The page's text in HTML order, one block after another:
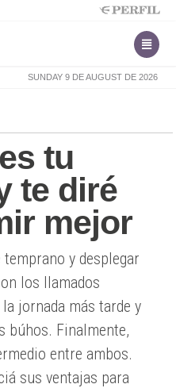
SUNDAY 9 DE AUGUST DE 2026
tu
te diré
mejor
y desplegar
los llamados
jornada más tarde y
búhos. Finalmente,
entre ambos.
sus ventajas para